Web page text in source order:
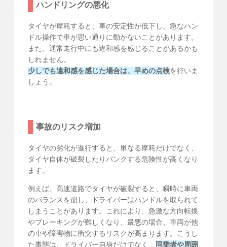
ハンドリングの悪化
タイヤが摩耗すると、車の安定性が低下し、急なハン
ドル操作で車が思い通りに動かないことがあります。
また、通常走行中にも違和感を感じることがあるかも
しれません。
少しでも違和感を感じた場合は、早めの点検を行いま
しょう。
事故のリスク増加
タイヤの劣化が進行すると、単なる摩耗だけでなく、
タイヤ自体が破裂したりパンクする危険性が高くなり
ます。
例えば、高速道路でタイヤが破裂すると、瞬時に車両
のバランスを崩し、ドライバーはハンドルを取られて
しまうことがあります。これにより、急激な方向転換
やブレーキングが難しくなり、最悪の場合、車両が他
の車や障害物に衝突するリスクが高まります。こうし
た事態は、ドライバー自身だけでなく、
同乗者や周囲